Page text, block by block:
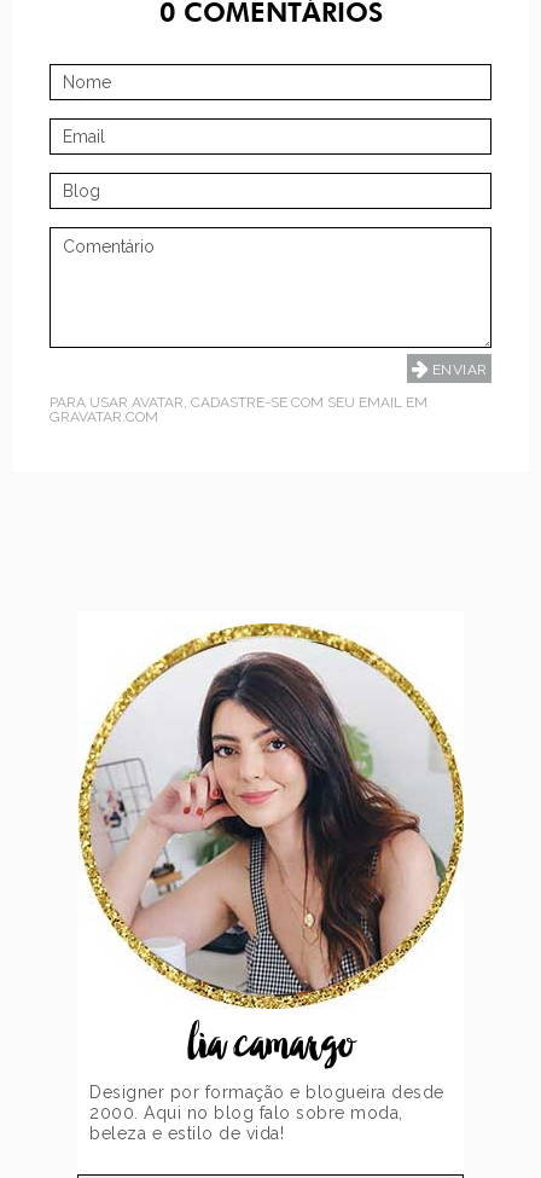
0COMENTÁRIOS
PARA USAR AVATAR, CADASTRE-SE COM SEU EMAIL EM
GRAVATAR.COM
lia camargo
Designer por formação e blogueira desde
2000. Aqui no blog falo sobre moda,
beleza e estilo de vida!